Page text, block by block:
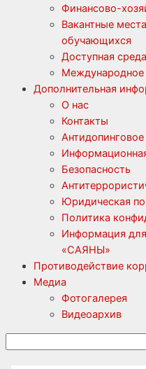
Финансово-
Вакантные
обучающихся
Доступная среда
Международное
Дополнительная
О нас
Контакты
Безопасность
Юридическая
Политика
Информация
«САЯНЫ»
Противодействие
Медиа
Фотогалерея
Видеоархив